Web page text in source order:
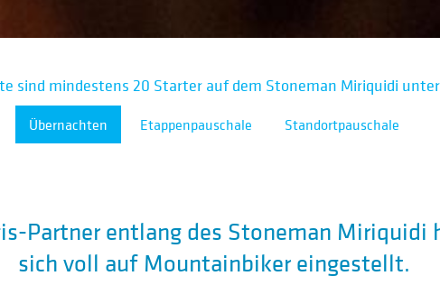
sind mindestens 20 Starter auf dem Stoneman Miriquidi
Übernachten Etappenpauschale Standortpauschale
Partner entlang des Stoneman Miriquidi
sich voll auf Mountainbiker eingestellt.